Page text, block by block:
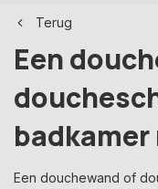
Terug
Een
Een douchewand of